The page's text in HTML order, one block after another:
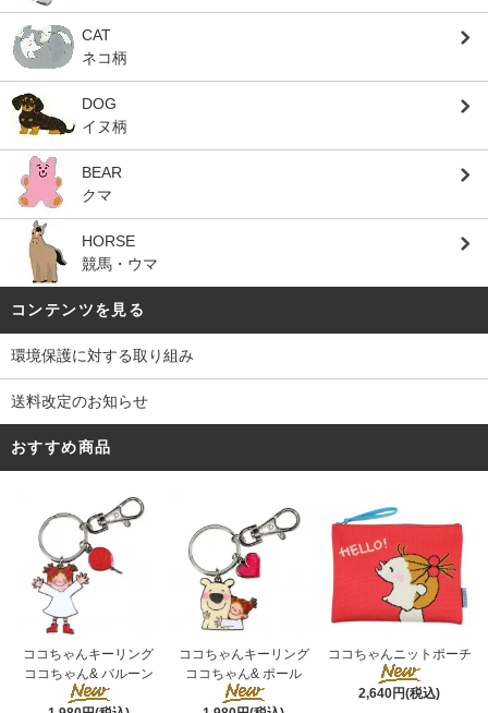
CAT
ネコ柄
DOG
イヌ柄
BEAR
クマ
HORSE
競馬・ウマ
コンテンツを見る
環境保護に対する取り組み
送料改定のお知らせ
おすすめ商品
ココちゃんキーリング
ココちゃん& バルーン
ココちゃんキーリング
ココちゃん& ポール
ココちゃんニットポーチ
2,640円(税込)